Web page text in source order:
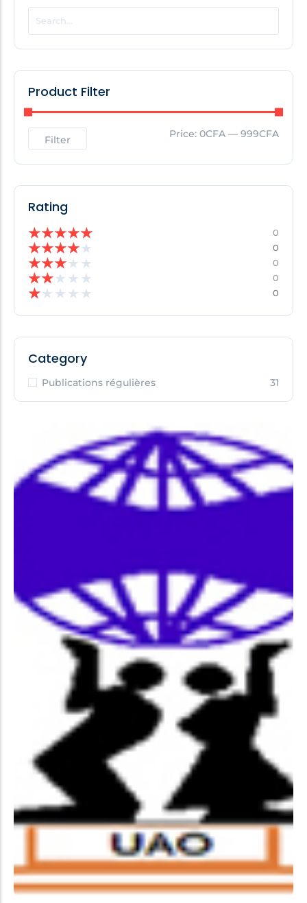
POPULAR THIS WEEK
No Posts Found!
No Posts Found!
Product Filter
Filter Price: 0CFA — 999CFA
Rating
★★★★★ 0
★★★★★ 0
★★★★ ★ 0
★★★ ★ ★ 0
★★ ★ ★ ★ 0
Category
Publications régulières 31